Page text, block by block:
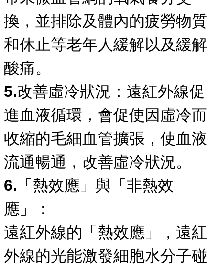
換，並排除及體內的疲勞物質
和休止等老年人緩解以及緩解
酸痛。
5.改善虛冷狀況： 遠紅外線促
進血液循環，會促使因虛冷而
收縮的毛細血管擴張，使血液
流通暢通，改善虛冷狀況。
6.「熱效應」與「非熱效
應」：
遠紅外線的「熱效應」，遠紅
外線的光能激發細胞水分子碰